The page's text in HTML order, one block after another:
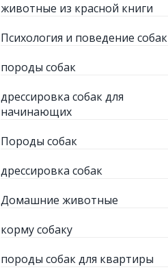
животные из красной книги
Психология и поведение собак
породы собак
дрессировка собак для
начинающих
Породы собак
дрессировка собак
Домашние животные
корму собаку
породы собак для квартиры